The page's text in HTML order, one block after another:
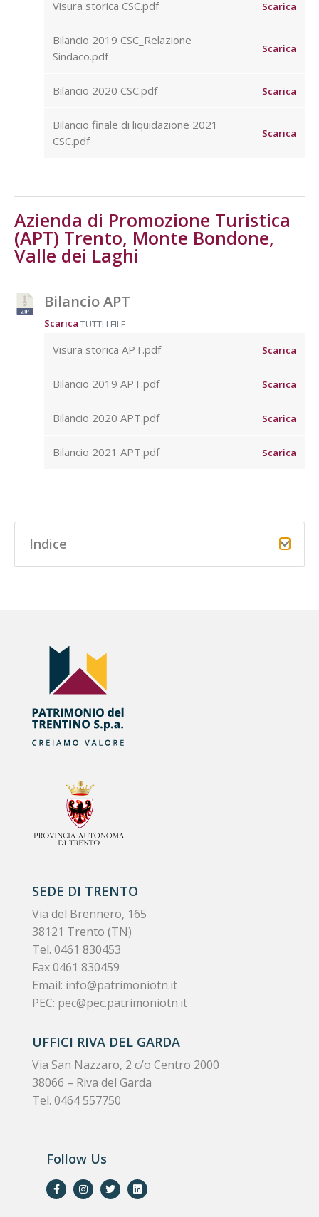
Indice
Visura storica CSC.pdf Scarica
Bilancio 2019 CSC_Relazione
Sindaco.pdf
Scarica
Bilancio 2020 CSC.pdf Scarica
Bilancio finale di liquidazione 2021
CSC.pdf
Scarica
Azienda di Promozione Turistica
(APT) Trento, Monte Bondone,
Valle dei Laghi
Bilancio APT
Scarica TUTTI I FILE
Visura storica APT.pdf Scarica
Bilancio 2019 APT.pdf Scarica
Bilancio 2020 APT.pdf Scarica
Bilancio 2021 APT.pdf Scarica
SEDE DI TRENTO
Via del Brennero, 165
38121 Trento (TN)
Tel. 0461 830453
Fax 0461 830459
Email: info@patrimoniotn.it
PEC: pec@pec.patrimoniotn.it
UFFICI RIVA DEL GARDA
Via San Nazzaro, 2 c/o Centro 2000
38066 – Riva del Garda
Tel. 0464 557750
Follow Us